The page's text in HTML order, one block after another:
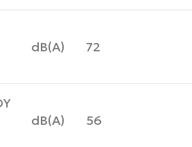
dB(A) 72
dB(A) 56